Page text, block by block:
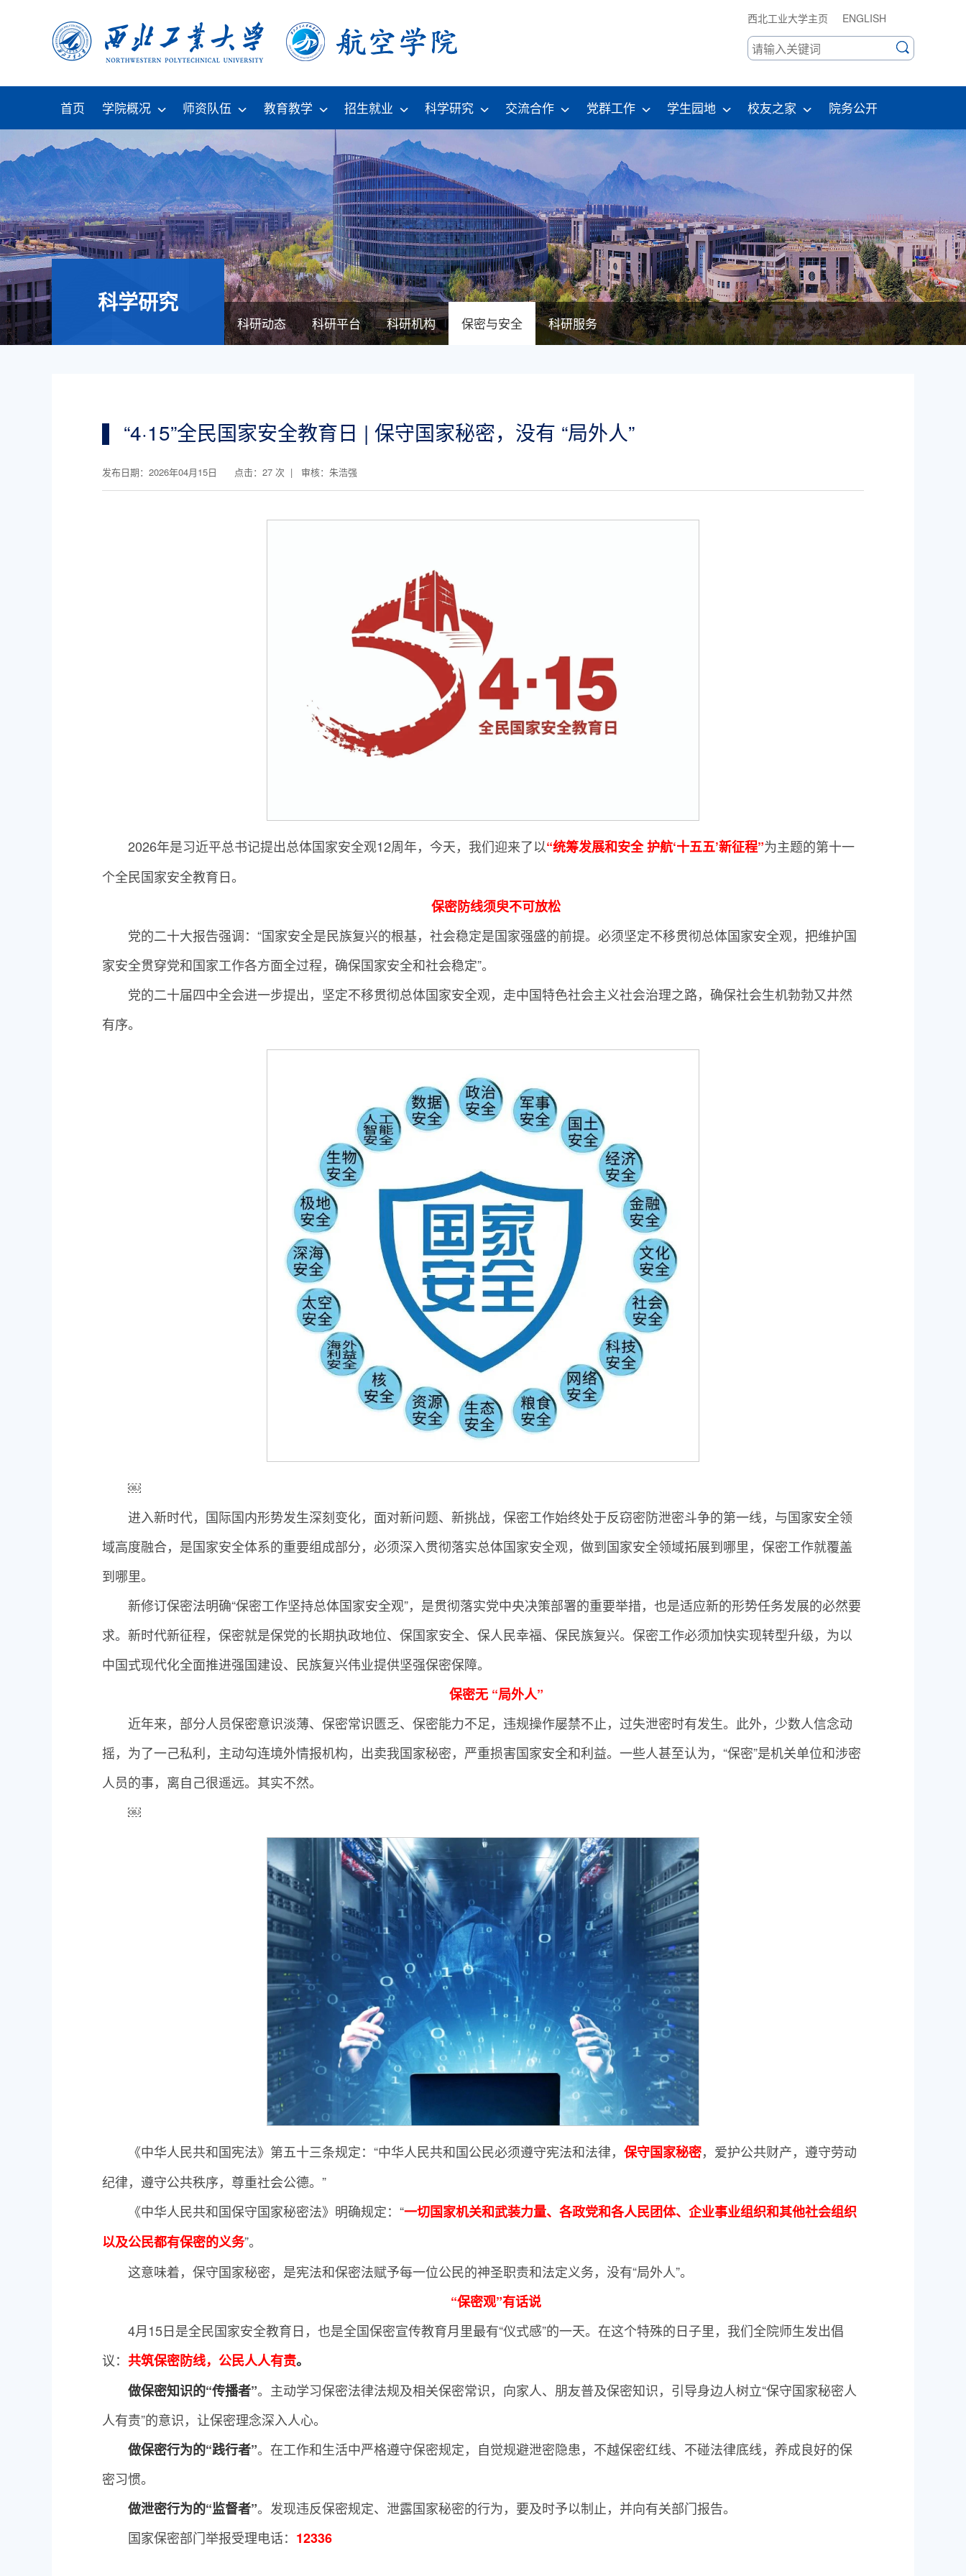
西北工业大学主页 ENGLISH
首页 学院概况 师资队伍 教育教学 招生就业 科学研究 交流合作 党群工作 学生园地 校友之家 院务公开
科学研究
科研动态 科研平台 科研机构 保密与安全 科研服务
“4·15”全民国家安全教育日 | 保守国家秘密，没有 “局外人”
发布日期：2026年04月15日 点击： 27 次 | 审核：朱浩强
2026年是习近平总书记提出总体国家安全观12周年，今天，我们迎来了以“统筹发展和安全 护航‘十五五’新征程”为主题的第十一
个全民国家安全教育日。
保密防线须臾不可放松
党的二十大报告强调：“国家安全是民族复兴的根基，社会稳定是国家强盛的前提。必须坚定不移贯彻总体国家安全观，把维护国
家安全贯穿党和国家工作各方面全过程，确保国家安全和社会稳定”。
党的二十届四中全会进一步提出，坚定不移贯彻总体国家安全观，走中国特色社会主义社会治理之路，确保社会生机勃勃又井然
有序。
￼
进入新时代，国际国内形势发生深刻变化，面对新问题、新挑战，保密工作始终处于反窃密防泄密斗争的第一线，与国家安全领
域高度融合，是国家安全体系的重要组成部分，必须深入贯彻落实总体国家安全观，做到国家安全领域拓展到哪里，保密工作就覆盖
到哪里。
新修订保密法明确“保密工作坚持总体国家安全观”，是贯彻落实党中央决策部署的重要举措，也是适应新的形势任务发展的必然要
求。新时代新征程，保密就是保党的长期执政地位、保国家安全、保人民幸福、保民族复兴。保密工作必须加快实现转型升级，为以
中国式现代化全面推进强国建设、民族复兴伟业提供坚强保密保障。
保密无 “局外人”
近年来，部分人员保密意识淡薄、保密常识匮乏、保密能力不足，违规操作屡禁不止，过失泄密时有发生。此外，少数人信念动
摇，为了一己私利，主动勾连境外情报机构，出卖我国家秘密，严重损害国家安全和利益。一些人甚至认为，“保密”是机关单位和涉密
人员的事，离自己很遥远。其实不然。
￼
《中华人民共和国宪法》第五十三条规定：“中华人民共和国公民必须遵守宪法和法律， 保守国家秘密，爱护公共财产，遵守劳动
纪律，遵守公共秩序，尊重社会公德。”
《中华人民共和国保守国家秘密法》明确规定：“一切国家机关和武装力量、各政党和各人民团体、企业事业组织和其他社会组织
以及公民都有保密的义务”。
这意味着，保守国家秘密，是宪法和保密法赋予每一位公民的神圣职责和法定义务，没有“局外人”。
“保密观”有话说
4月15日是全民国家安全教育日，也是全国保密宣传教育月里最有“仪式感”的一天。在这个特殊的日子里，我们全院师生发出倡
议： 共筑保密防线，公民人人有责。
做保密知识的“传播者”。主动学习保密法律法规及相关保密常识，向家人、朋友普及保密知识，引导身边人树立“保守国家秘密人
人有责”的意识，让保密理念深入人心。
做保密行为的“践行者”。在工作和生活中严格遵守保密规定，自觉规避泄密隐患，不越保密红线、不碰法律底线，养成良好的保
密习惯。
做泄密行为的“监督者”。发现违反保密规定、泄露国家秘密的行为，要及时予以制止，并向有关部门报告。
国家保密部门举报受理电话： 12336